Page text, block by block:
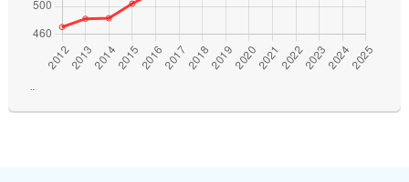
¨